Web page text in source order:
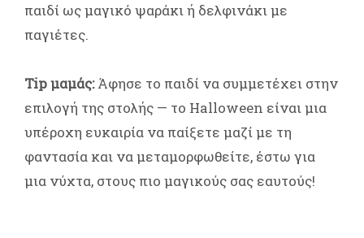
παιδί ως μαγικό ψαράκι ή δελφινάκι με
παγιέτες.
Tip μαμάς:Άφησε το παιδί να συμμετέχει στην
επιλογή της στολής — το Halloween είναι μια
υπέροχη ευκαιρία να παίξετε μαζί με τη
φαντασία και να μεταμορφωθείτε, έστω για
μια νύχτα, στους πιο μαγικούς σας εαυτούς!